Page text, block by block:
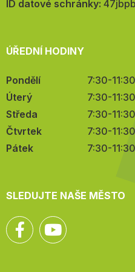
mail:
ID datové schránky:
ÚŘEDNÍ HODINY
Pondělí
7:30-
Úterý
7:30-
Středa
7:30-
Čtvrtek
7:30-
Pátek
7:30-11:30
SLEDUJTE NAŠE MĚSTO
Facebook